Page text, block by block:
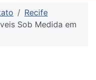
Recife
Sob Medida em